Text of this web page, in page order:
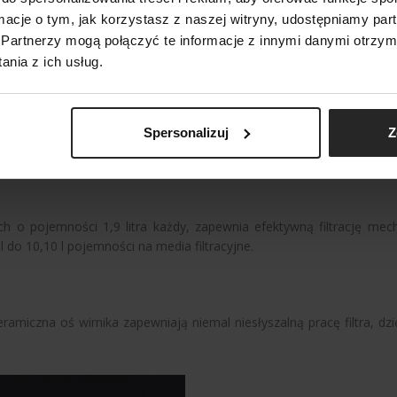
o tym, jak korzystasz z naszej witryny, udostępniamy
mogą połączyć te informacje z innymi danymi
z ich usług.
Spersonalizuj
o pojemności 1,9 litra każdy, zapewnia efektywną filtrację
do 10,10 l pojemności na media filtracyjne.
oś wirnika zapewniają niemal niesłyszalną pracę filtra,
POKAŻ LISTĘ DODAJ NASTĘPNY
POKAŻ PORÓWNANIE DODAJ NASTĘPNY
DODAJ NASTĘPNY